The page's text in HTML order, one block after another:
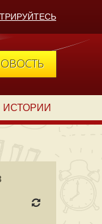
ИСТОРИИ